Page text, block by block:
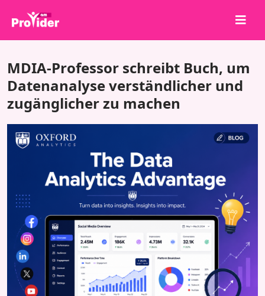
Über uns
Anmelden
Registrieren
Dienstleistungen
Bedingungen
Blog
MDIA-Professor schreibt Buch, um
Datenanalyse verständlicher und
zugänglicher zu machen